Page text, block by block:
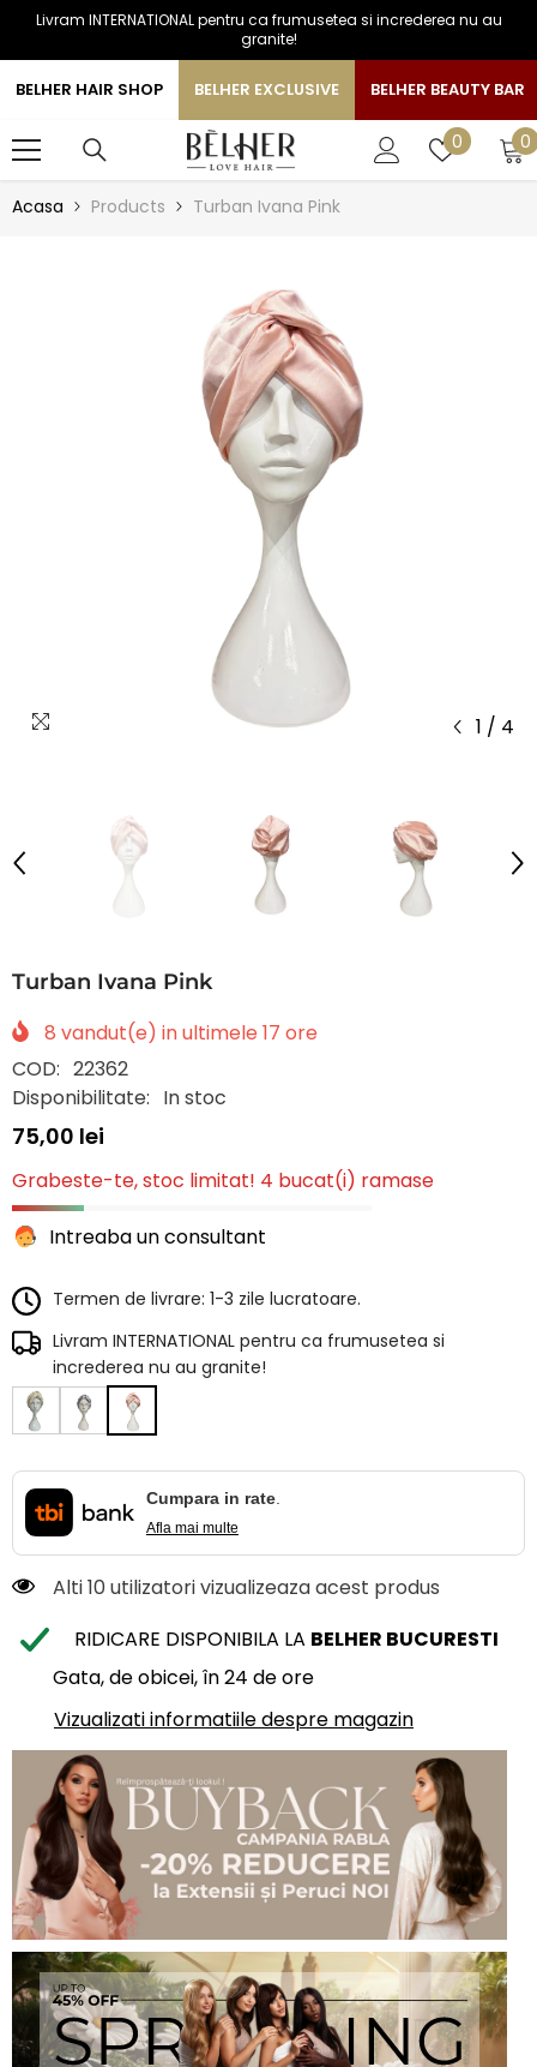
SARI LA CONTINUT
Livram INTERNATIONAL pentru ca frumusetea si increderea nu au
granite!
BELHER HAIR SHOP BELHER EXCLUSIVE BELHER BEAUTY BAR
0 Liste
00
Acasa Products Turban Ivana Pink
1 / 4
Turban Ivana Pink
8 vandut(e) in ultimele 17 ore
COD: 22362
Disponibilitate: In stoc
75,00 lei
Grabeste-te, stoc limitat! 4 bucat(i) ramase
Intreaba un consultant
Termen de livrare: 1-3 zile lucratoare.
Livram INTERNATIONAL pentru ca frumusetea si
increderea nu au granite!
Cumpara in rate.
Afla mai multe
Alti 10 utilizatori vizualizeaza acest produs
RIDICARE DISPONIBILA LA BELHER BUCURESTI
Gata, de obicei, în 24 de ore
Vizualizati informatiile despre magazin